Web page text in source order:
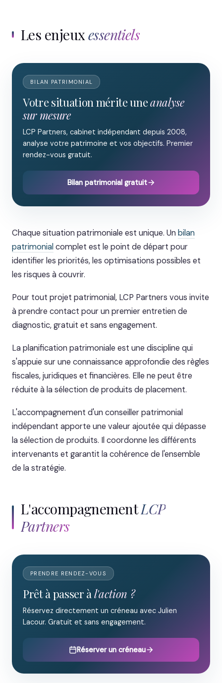
Les enjeuxessentiels
BILAN PATRIMONIAL
Votre situation mérite uneanalyse
sur mesure
LCP Partners, cabinet indépendant depuis 2008,
analyse votre patrimoine et vos objectifs. Premier
rendez-vous gratuit.
Bilan patrimonial gratuit
Chaque situation patrimoniale est unique. Un bilan
patrimonial complet est le point de départ pour
identifier les priorités, les optimisations possibles et
les risques à couvrir.
Pour tout projet patrimonial, LCP Partners vous invite
à prendre contact pour un premier entretien de
diagnostic, gratuit et sans engagement.
La planification patrimoniale est une discipline qui
s'appuie sur une connaissance approfondie des règles
fiscales, juridiques et financières. Elle ne peut être
réduite à la sélection de produits de placement.
L'accompagnement d'un conseiller patrimonial
indépendant apporte une valeur ajoutée qui dépasse
la sélection de produits. Il coordonne les différents
intervenants et garantit la cohérence de l'ensemble
de la stratégie.
L'accompagnementLCP
Partners
PRENDRE RENDEZ-VOUS
Prêt à passer àl'action ?
Réservez directement un créneau avec Julien
Lacour. Gratuit et sans engagement.
Réserver un créneau